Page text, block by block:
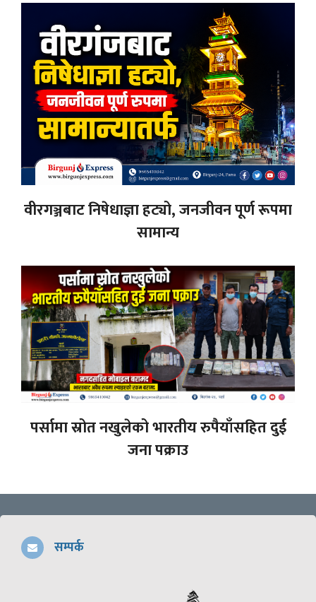
वीरगञ्जबाट निषेधाज्ञा हट्यो, जनजीवन पूर्ण रूपमा
सामान्य
पर्सामा स्रोत नखुलेको भारतीय रुपैयाँसहित दुई
जना पक्राउ
सम्पर्क